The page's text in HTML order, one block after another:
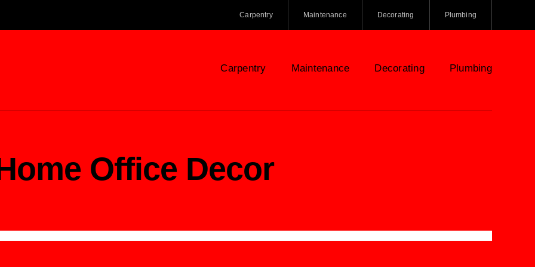
Carpentry Maintenance Decorating Plumbing
Carpentry Maintenance Decorating Plumbing
Office Decor